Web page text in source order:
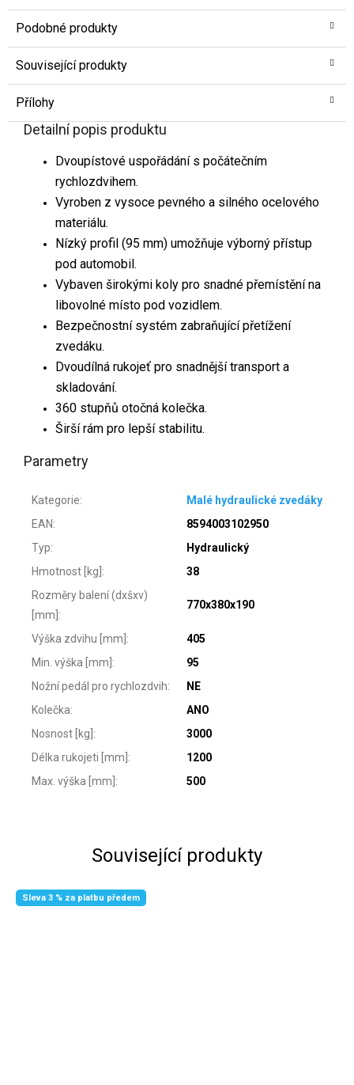
Podobné produkty
Související produkty
Přílohy
Detailní popis produktu
Dvoupístové uspořádání s počátečním
rychlozdvihem.
Vyroben z vysoce pevného a silného ocelového
materiálu.
Nízký profil (95 mm) umožňuje výborný přístup
pod automobil.
Vybaven širokými koly pro snadné přemístění na
libovolné místo pod vozidlem.
Bezpečnostní systém zabraňující přetížení
zvedáku.
Dvoudílná rukojeť pro snadnější transport a
skladování.
360 stupňů otočná kolečka.
Širší rám pro lepší stabilitu.
Parametry
Kategorie:
Malé hydraulické zvedáky
EAN:
8594003102950
Typ:
Hydraulický
Hmotnost [kg]:
38
Rozměry balení (dxšxv)
[mm]:
770x380x190
Výška zdvihu [mm]:
405
Min. výška [mm]:
95
Nožní pedál pro rychlozdvih:
NE
Kolečka:
ANO
Nosnost [kg]:
3000
Délka rukojeti [mm]:
1200
Max. výška [mm]: 500
Související produkty
Sleva 3 % za platbu předem